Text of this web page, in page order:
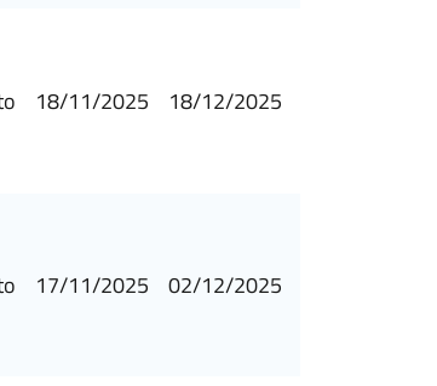
18/11/2025 18/12/2025
17/11/2025 02/12/2025